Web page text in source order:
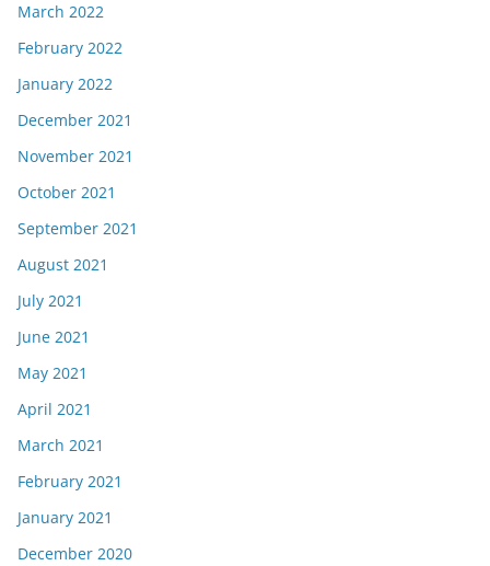
March 2022
February 2022
January 2022
December 2021
November 2021
October 2021
September 2021
August 2021
July 2021
June 2021
May 2021
April 2021
March 2021
February 2021
January 2021
December 2020